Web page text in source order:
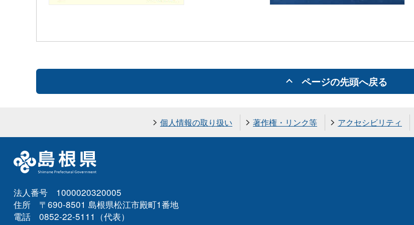
ページの先頭へ戻る
個人情報の取り扱い 著作権・リンク等 アクセシビリティ
法人番号 1000020320005
住所 〒690-8501 島根県松江市殿町1番地
電話 0852-22-5111（代表）